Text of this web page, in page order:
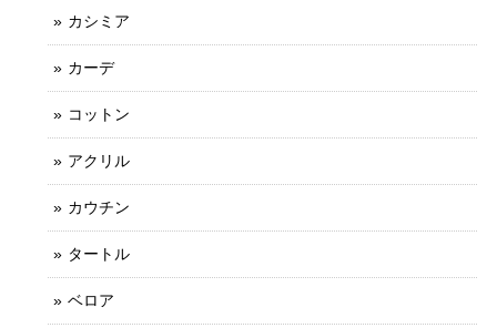
カシミア
カーデ
コットン
アクリル
カウチン
タートル
ベロア